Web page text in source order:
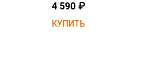
4 590 ₽
КУПИТЬ